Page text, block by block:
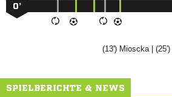
0’
(13') | (25')
SPIELBERICHTE & NEWS